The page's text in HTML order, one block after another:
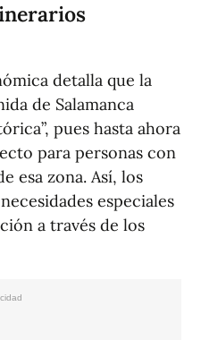
detalla que la
de Salamanca
pues hasta ahora
para personas con
esa zona. Así, los
especiales
a través de los